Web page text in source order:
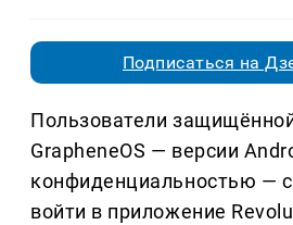
Подписаться на
Пользователи
GrapheneOS — версии
конфиденциальностью —
войти в приложение